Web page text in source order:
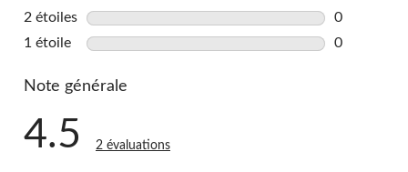
0
2 étoiles étoiles
0
0
1 étoile étoiles
0
Note générale
4.5 2 évaluations